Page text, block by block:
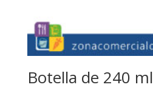
Botella de 240 ml